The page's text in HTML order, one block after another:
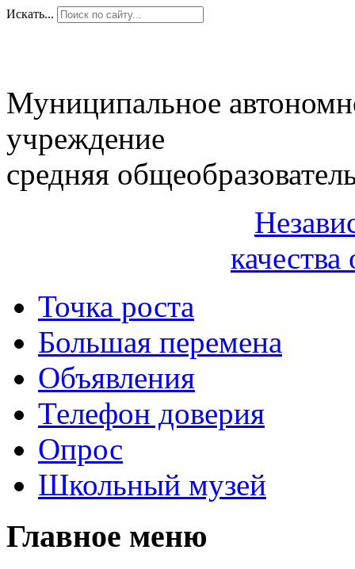
Искать...
Муниципальное
учреждение
средняя
качества
Точка роста
Большая перемена
Объявления
Телефон доверия
Опрос
Школьный музей
Главное меню